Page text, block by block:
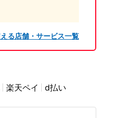
る店舗・サービス一覧
楽天ペイ d払い